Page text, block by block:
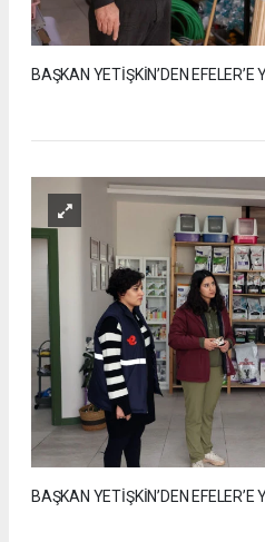
BAŞKAN YETİŞKİN’DEN EFELER’E
BAŞKAN YETİŞKİN’DEN EFELER’E